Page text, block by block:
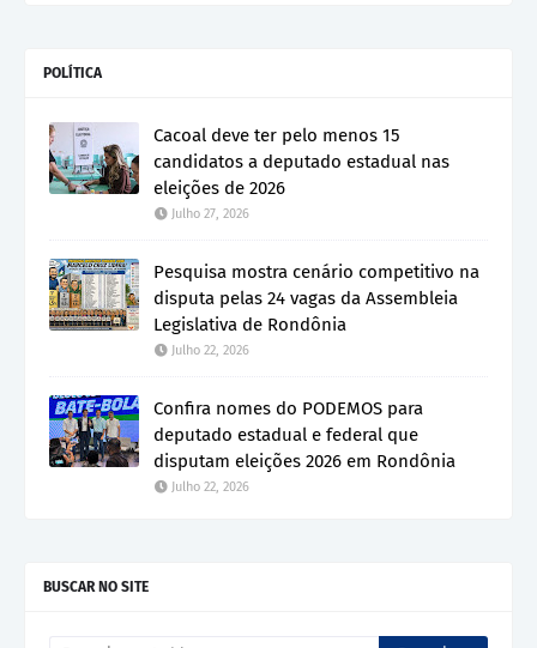
POLÍTICA
Cacoal deve ter pelo menos 15
candidatos a deputado estadual nas
eleições de 2026
Julho 27, 2026
Pesquisa mostra cenário competitivo na
disputa pelas 24 vagas da Assembleia
Legislativa de Rondônia
Julho 22, 2026
Confira nomes do PODEMOS para
deputado estadual e federal que
disputam eleições 2026 em Rondônia
Julho 22, 2026
BUSCAR NO SITE